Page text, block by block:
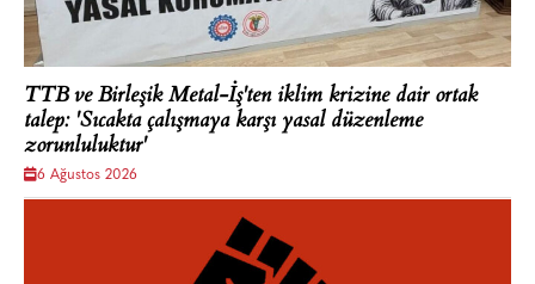
TTB ve Birleşik Metal-İş'ten iklim krizine dair ortak
talep: 'Sıcakta çalışmaya karşı yasal düzenleme
zorunluluktur'
6 Ağustos 2026